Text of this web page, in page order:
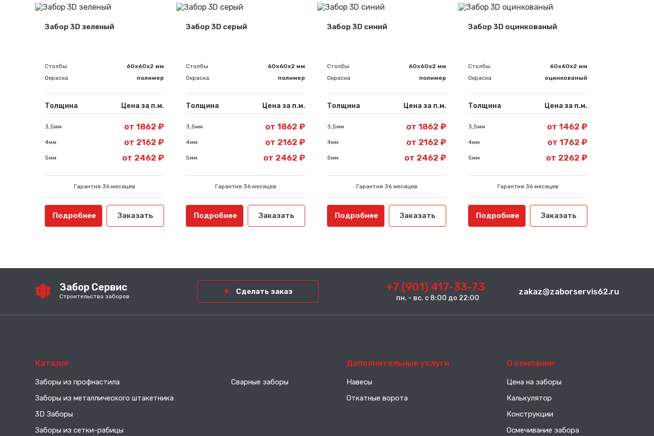
Забор 3D зеленый
Столбы
60х60х2 мм
Окраска
полимер
Толщина Цена за п.м.
3,5мм от 1862 ₽
4мм от 2162 ₽
5мм от 2462 ₽
Гарантия 36 месяцев
Подробнее Заказать
Забор 3D серый
Столбы
60х60х2 мм
Окраска
полимер
Толщина Цена за п.м.
3,5мм от 1862 ₽
4мм от 2162 ₽
5мм от 2462 ₽
Гарантия 36 месяцев
Подробнее Заказать
Забор 3D синий
Столбы
60х60х2 мм
Окраска
полимер
Толщина Цена за п.м.
3,5мм от 1862 ₽
4мм от 2162 ₽
5мм от 2462 ₽
Гарантия 36 месяцев
Подробнее Заказать
Забор 3D оцинкованый
Столбы
60х60х2 мм
Окраска
оцинкованый
Толщина Цена за п.м.
3,5мм от 1462 ₽
4мм от 1762 ₽
5мм от 2262 ₽
Гарантия 36 месяцев
Подробнее Заказать
Забор Сервис
Строительство заборов
Сделать заказ +7 (901) 417-33-73
пн. - вс. с 8:00 до 22:00
zakaz@zaborservis62.ru
Каталог
Заборы из профнастила
Заборы из металлического штакетника
3D Заборы
Заборы из сетки-рабицы
Сварные заборы
Дополнительные услуги
Навесы
Откатные ворота
О компании
Цена на заборы
Калькулятор
Конструкции
Осмечивание забора